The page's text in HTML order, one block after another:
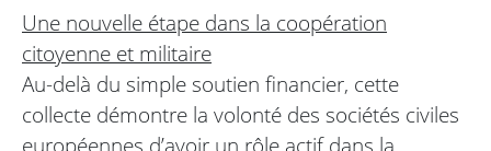
Une nouvelle étape dans la coopération
citoyenne et militaire
Au-delà du simple soutien financier, cette
collecte démontre la volonté des sociétés civiles